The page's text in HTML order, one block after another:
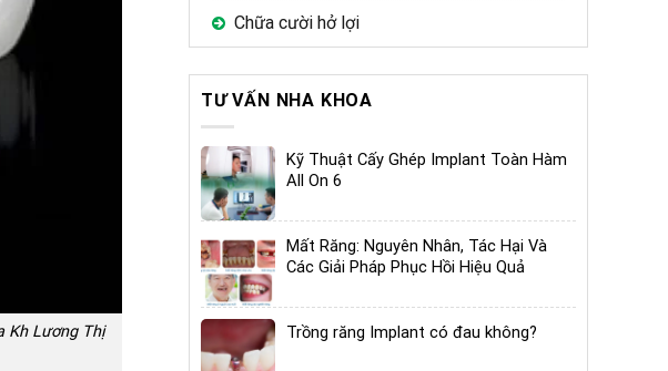
Kh Lương Thị
Chữa cười hở lợi
TƯ VẤN NHA KHOA
Kỹ Thuật Cấy Ghép Implant Toàn Hàm
All On 6
Mất Răng: Nguyên Nhân, Tác Hại Và
Các Giải Pháp Phục Hồi Hiệu Quả
Trồng răng Implant có đau không?